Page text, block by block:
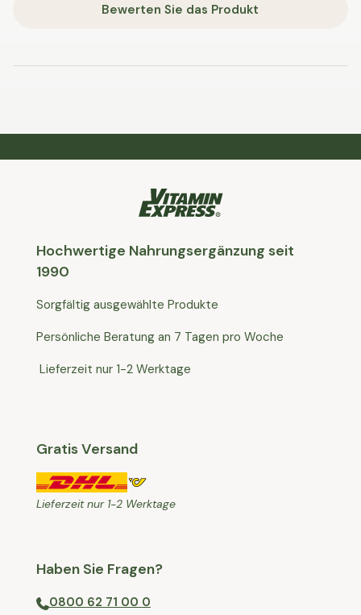
Bewerten Sie das Produkt
Hochwertige Nahrungsergänzung seit
1990
Sorgfältig ausgewählte Produkte
Persönliche Beratung an 7 Tagen pro Woche
Lieferzeit nur 1-2 Werktage
Gratis Versand
Lieferzeit nur 1-2 Werktage
Haben Sie Fragen?
0800 62 71 00 0